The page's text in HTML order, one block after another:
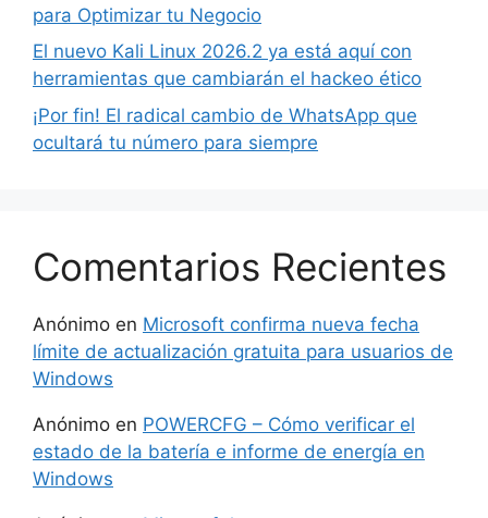
para Optimizar tu Negocio
El nuevo Kali Linux 2026.2 ya está aquí con
herramientas que cambiarán el hackeo ético
¡Por fin! El radical cambio de WhatsApp que
ocultará tu número para siempre
Comentarios Recientes
Anónimo en Microsoft confirma nueva fecha
límite de actualización gratuita para usuarios de
Windows
Anónimo en POWERCFG – Cómo verificar el
estado de la batería e informe de energía en
Windows